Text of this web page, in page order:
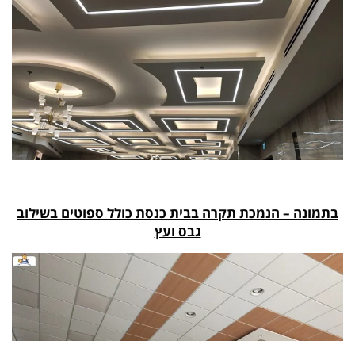
בתמונה – הנמכת תקרה בבית כנסת כולל ספוטים בשילוב
גבס ועץ